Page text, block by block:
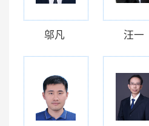
邬凡 汪一